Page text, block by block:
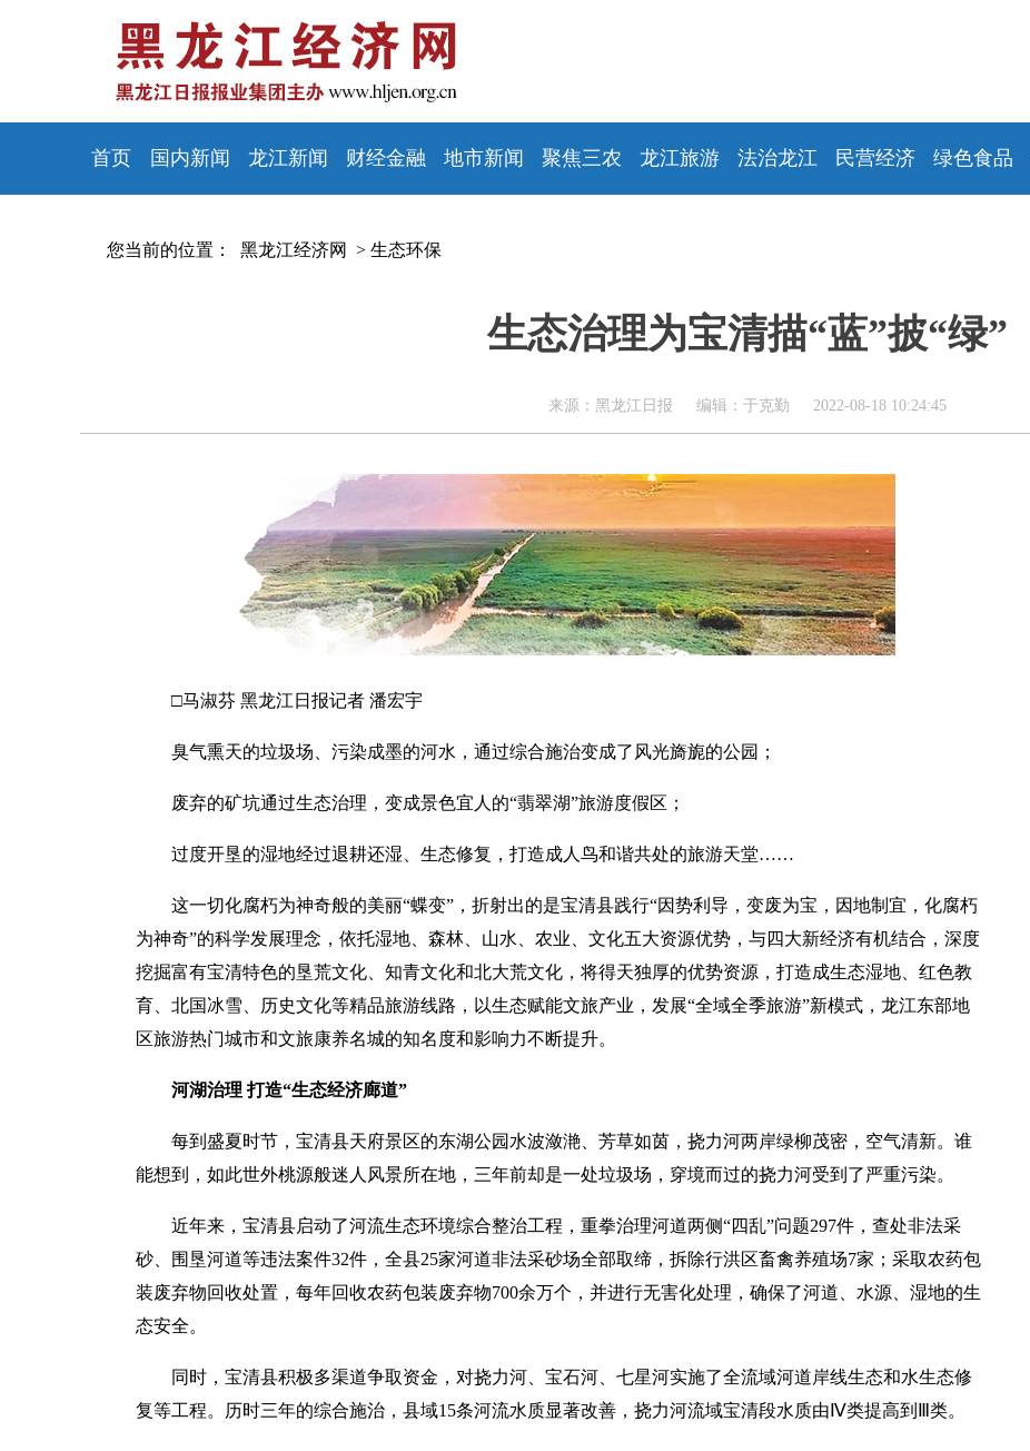
首页 国内新闻 龙江新闻 财经金融 地市新闻 聚焦三农 龙江旅游 法治龙江 民营经济 绿色食品
您当前的位置： 黑龙江经济网 > 生态环保
生态治理为宝清描“蓝”披“绿”
来源：黑龙江日报 编辑：于克勤 2022-08-18 10:24:45
□马淑芬 黑龙江日报记者 潘宏宇
臭气熏天的垃圾场、污染成墨的河水，通过综合施治变成了风光旖旎的公园；
废弃的矿坑通过生态治理，变成景色宜人的“翡翠湖”旅游度假区；
过度开垦的湿地经过退耕还湿、生态修复，打造成人鸟和谐共处的旅游天堂……
这一切化腐朽为神奇般的美丽“蝶变”，折射出的是宝清县践行“因势利导，变废为宝，因地制宜，化腐朽
为神奇”的科学发展理念，依托湿地、森林、山水、农业、文化五大资源优势，与四大新经济有机结合，深度
挖掘富有宝清特色的垦荒文化、知青文化和北大荒文化，将得天独厚的优势资源，打造成生态湿地、红色教
育、北国冰雪、历史文化等精品旅游线路，以生态赋能文旅产业，发展“全域全季旅游”新模式，龙江东部地
区旅游热门城市和文旅康养名城的知名度和影响力不断提升。
河湖治理 打造“生态经济廊道”
每到盛夏时节，宝清县天府景区的东湖公园水波潋滟、芳草如茵，挠力河两岸绿柳茂密，空气清新。谁
能想到，如此世外桃源般迷人风景所在地，三年前却是一处垃圾场，穿境而过的挠力河受到了严重污染。
近年来，宝清县启动了河流生态环境综合整治工程，重拳治理河道两侧“四乱”问题297件，查处非法采
砂、围垦河道等违法案件32件，全县25家河道非法采砂场全部取缔，拆除行洪区畜禽养殖场7家；采取农药包
装废弃物回收处置，每年回收农药包装废弃物700余万个，并进行无害化处理，确保了河道、水源、湿地的生
态安全。
同时，宝清县积极多渠道争取资金，对挠力河、宝石河、七星河实施了全流域河道岸线生态和水生态修
复等工程。历时三年的综合施治，县域15条河流水质显著改善，挠力河流域宝清段水质由Ⅳ类提高到Ⅲ类。